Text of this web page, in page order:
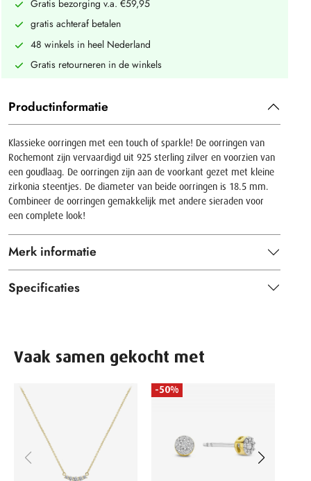
Gratis bezorging v.a. €59,95
gratis achteraf betalen
48 winkels in heel Nederland
Gratis retourneren in de winkels
Productinformatie
Klassieke oorringen met een touch of sparkle! De oorringen van
Rochemont zijn vervaardigd uit 925 sterling zilver en voorzien van
een goudlaag. De oorringen zijn aan de voorkant gezet met kleine
zirkonia steentjes. De diameter van beide oorringen is 18.5 mm.
Combineer de oorringen gemakkelijk met andere sieraden voor
een complete look!
Merk informatie
Specificaties
Vaak samen gekocht met
-50%